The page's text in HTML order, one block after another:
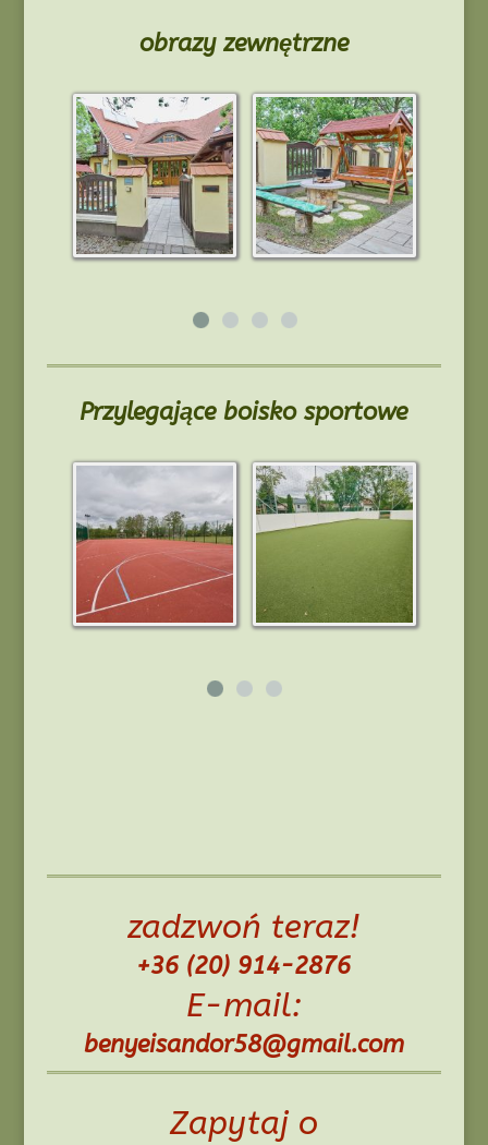
obrazy zewnętrzne
Przylegające boisko sportowe
zadzwoń teraz!
+36 (20) 914-2876
E-mail:
benyeisandor58@gmail.com
Zapytaj o